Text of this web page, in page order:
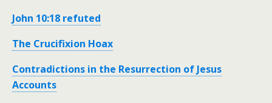
John 10:18 refuted
The Crucifixion Hoax
Contradictions in the Resurrection of Jesus
Accounts